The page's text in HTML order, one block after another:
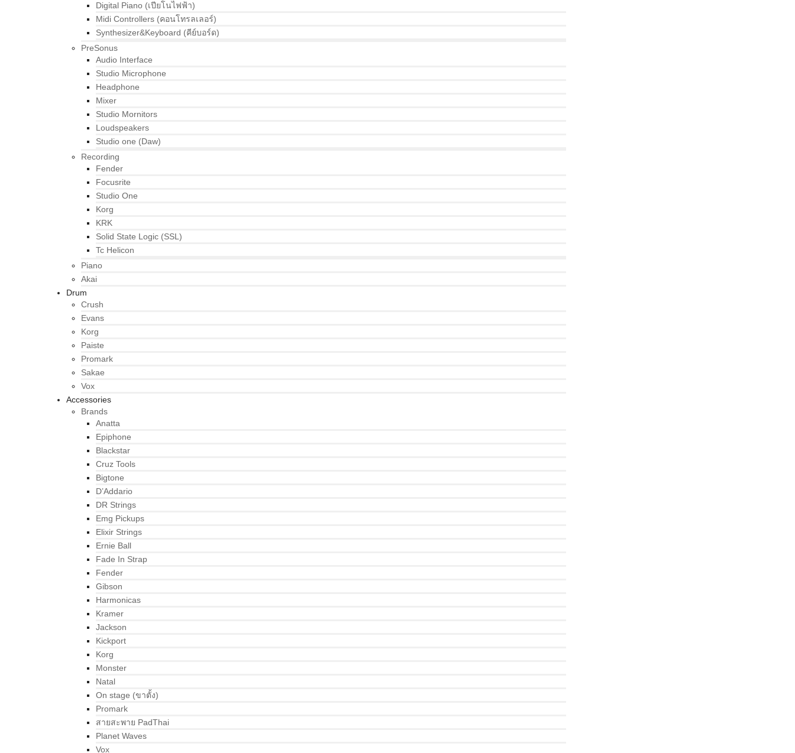
Digital Piano (เปียโนไฟฟ้า)
Midi Controllers (คอนโทรลเลอร์)
Synthesizer&Keyboard (คีย์บอร์ด)
PreSonus
Audio Interface
Studio Microphone
Headphone
Mixer
Studio Mornitors
Loudspeakers
Studio one (Daw)
Recording
Fender
Focusrite
Studio One
Korg
KRK
Solid State Logic (SSL)
Tc Helicon
Piano
Akai
Drum
Crush
Evans
Korg
Paiste
Promark
Sakae
Vox
Accessories
Brands
Anatta
Epiphone
Blackstar
Cruz Tools
Bigtone
D’Addario
DR Strings
Emg Pickups
Elixir Strings
Ernie Ball
Fade In Strap
Fender
Gibson
Harmonicas
Kramer
Jackson
Kickport
Korg
Monster
Natal
On stage (ขาตั้ง)
Promark
สายสะพาย PadThai
Planet Waves
Vox